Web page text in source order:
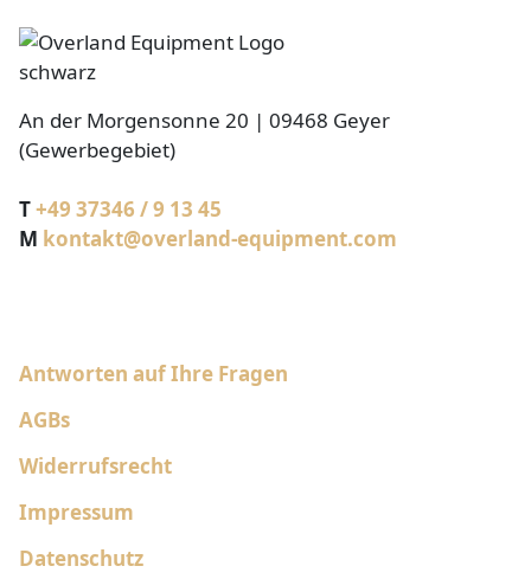
An der Morgensonne 20 | 09468 Geyer
(Gewerbegebiet)
T+49 37346 / 9 13 45
M kontakt@overland-equipment.com
Antworten auf Ihre Fragen
AGBs
Widerrufsrecht
Impressum
Datenschutz